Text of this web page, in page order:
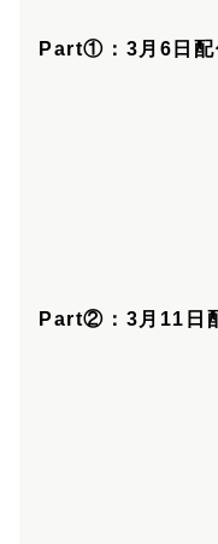
Part①：3月6日配
Part②：3月11日